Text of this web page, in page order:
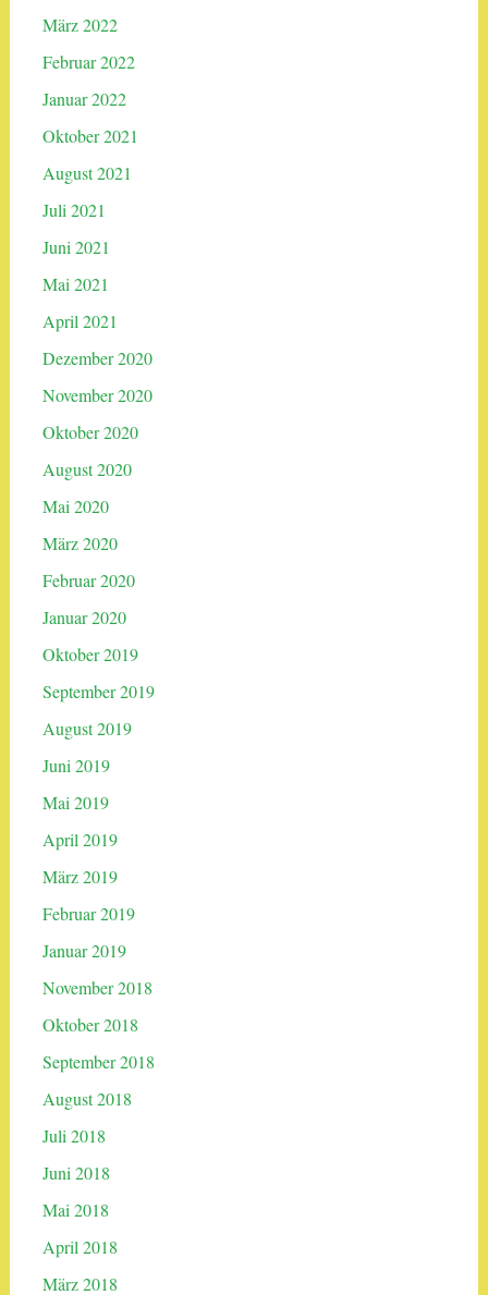
März 2022
Februar 2022
Januar 2022
Oktober 2021
August 2021
Juli 2021
Juni 2021
Mai 2021
April 2021
Dezember 2020
November 2020
Oktober 2020
August 2020
Mai 2020
März 2020
Februar 2020
Januar 2020
Oktober 2019
September 2019
August 2019
Juni 2019
Mai 2019
April 2019
März 2019
Februar 2019
Januar 2019
November 2018
Oktober 2018
September 2018
August 2018
Juli 2018
Juni 2018
Mai 2018
April 2018
März 2018